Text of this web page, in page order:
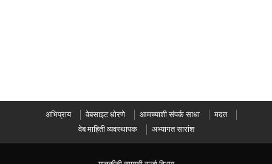
अभिप्राय वेबसाइट धोरणे आमच्याशी संपर्क साधा
मदत
वेब माहिती व्यवस्थापक
अभ्यागत सारांश